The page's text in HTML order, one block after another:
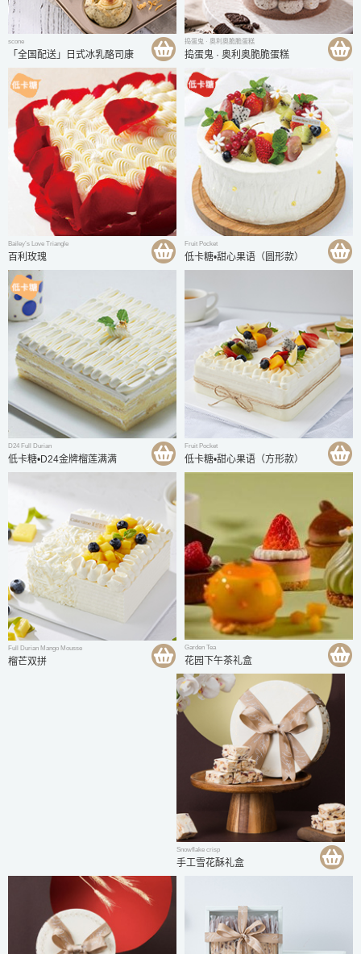
scone
「全国配送」日式冰乳酪司康
捣蛋鬼 · 奥利奥脆脆蛋糕
捣蛋鬼 · 奥利奥脆脆蛋糕
Bailey’s Love Triangle
百利玫瑰
Fruit Pocket
低卡糖•甜心果语（圆形款）
D24 Full Durian
低卡糖•D24金牌榴莲满满
Fruit Pocket
低卡糖•甜心果语（方形款）
Full Durian Mango Mousse
榴芒双拼
Garden Tea
花园下午茶礼盒
Snowflake crisp
手工雪花酥礼盒